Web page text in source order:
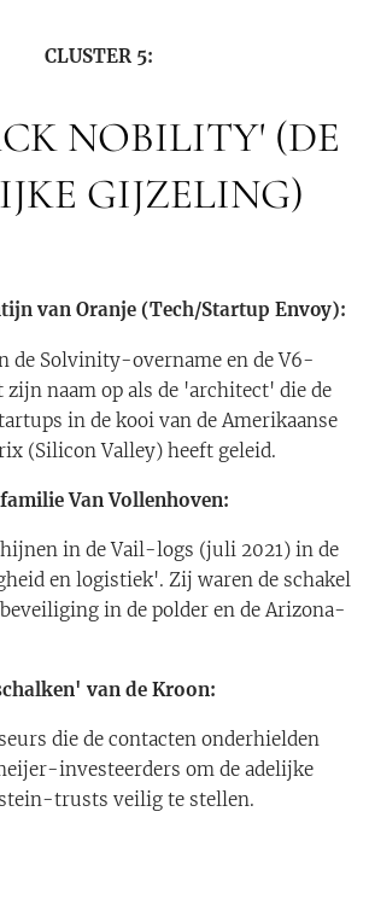
CLUSTER 5:
NOBILITY' (DE
GIJZELING)
van Oranje (Tech/Startup Envoy):
de Solvinity-overname en de V6-
naam op als de 'architect' die de
in de kooi van de Amerikaanse
(Silicon Valley) heeft geleid.
Van Vollenhoven:
in de Vail-logs (juli 2021) in de
en logistiek'. Zij waren de schakel
in de polder en de Arizona-
van de Kroon:
die de contacten onderhielden
investeerders om de adelijke
trusts veilig te stellen.